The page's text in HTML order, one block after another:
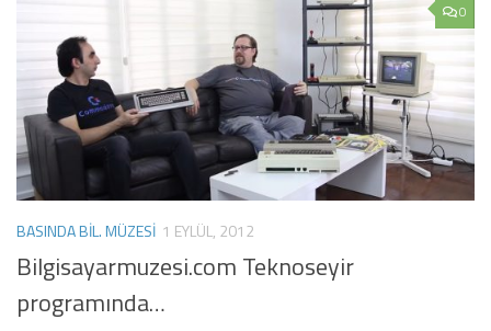
0
BASINDA BIL. MÜZESI 1 EYLÜL, 2012
Bilgisayarmuzesi.com Teknoseyir
programında…